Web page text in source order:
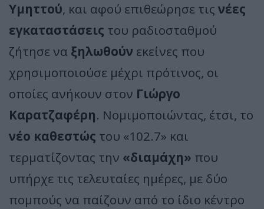
Υμηττού, και αφού επιθεώρησε τις νέες
εγκαταστάσεις του ραδιοσταθμού
ζήτησε να ξηλωθούν εκείνες που
χρησιμοποιούσε μέχρι πρότινος, οι
οποίες ανήκουν στον Γιώργο
Καρατζαφέρη. Νομιμοποιώντας, έτσι, το
νέο καθεστώς του «102.7» και
τερματίζοντας την «διαμάχη» που
υπήρχε τις τελευταίες ημέρες, με δύο
πομπούς να παίζουν από το ίδιο κέντρο